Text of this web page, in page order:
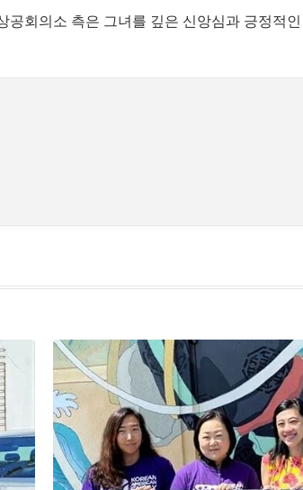
회의소 측은 그녀를 깊은 신앙심과 긍정적